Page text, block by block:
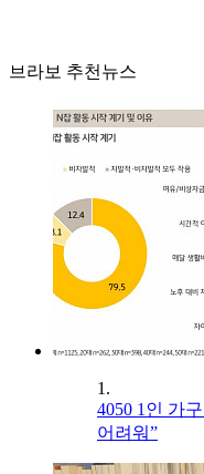
브라보 추천뉴스
1.
4050 1인 가
어려워”